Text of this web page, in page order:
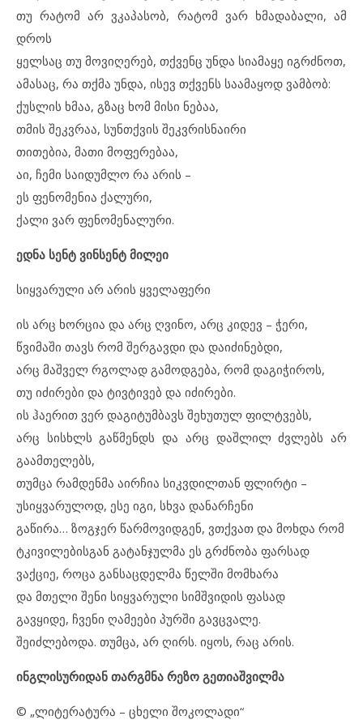
თუ რატომ არ ვკაპასობ, რატომ ვარ ხმადაბალი, ამ
დროს
ყელსაც თუ მოვიღერებ, თქვენც უნდა სიამაყე იგრძნოთ,
ამასაც, რა თქმა უნდა, ისევ თქვენს საამაყოდ ვამბობ:
ქუსლის ხმაა, გზაც ხომ მისი ნებაა,
თმის შეკვრაა, სუნთქვის შეკვრისნაირი
თითებია, მათი მოფერებაა,
აი, ჩემი საიდუმლო რა არის –
ეს ფენომენია ქალური,
ქალი ვარ ფენომენალური.
ედნა სენტ ვინსენტ მილეი
სიყვარული არ არის ყველაფერი
ის არც ხორცია და არც ღვინო, არც კიდევ – ჭერი,
წვიმაში თავს რომ შერგავდი და დაიძინებდი,
არც მაშველ რგოლად გამოდგება, რომ დაგიჭიროს,
თუ იძირები და ტივტივებ და იძირები.
ის ჰაერით ვერ დაგიტუმბავს შეხუთულ ფილტვებს,
არც სისხლს გაწმენდს და არც დაშლილ ძვლებს არ
გაამთელებს,
თუმცა რამდენმა აირჩია სიკვდილთან ფლირტი –
უსიყვარულოდ, ესე იგი, სხვა დანარჩენი
გაწირა… ზოგჯერ წარმოვიდგენ, ვთქვათ და მოხდა რომ
ტკივილებისგან გატანჯულმა ეს გრძნობა ფარსად
ვაქციე, როცა განსაცდელმა წელში მომხარა
და მთელი შენი სიყვარული სიმშვიდის ფასად
გავყიდე, ჩვენი ღამეები პურში გავცვალე.
შეიძლებოდა. თუმცა, არ ღირს. იყოს, რაც არის.
ინგლისურიდან თარგმნა რეზო გეთიაშვილმა
© „ლიტერატურა – ცხელი შოკოლადი“